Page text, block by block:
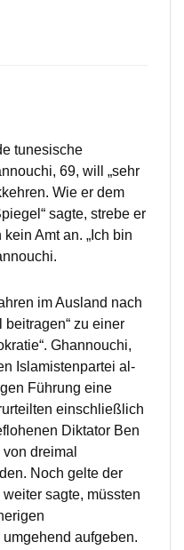
tunesische
69, will „sehr
Wie er dem
sagte, strebe er
Amt an. „Ich bin
im Ausland nach
beitragen“ zu einer
Ghannouchi,
Islamistenpartei al-
Führung eine
einschließlich
Diktator Ben
dreimal
Noch gelte der
sagte, müssten
aufgeben.